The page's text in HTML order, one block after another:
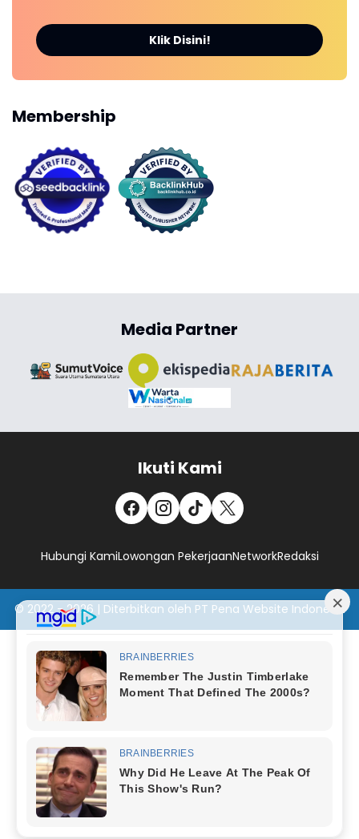
Klik Disini!
Membership
Media Partner
Ikuti Kami
Hubungi KamiLowongan PekerjaanNetworkRedaksi
© 2022 - 2026 | Diterbitkan oleh PT Pena Website Indonesia